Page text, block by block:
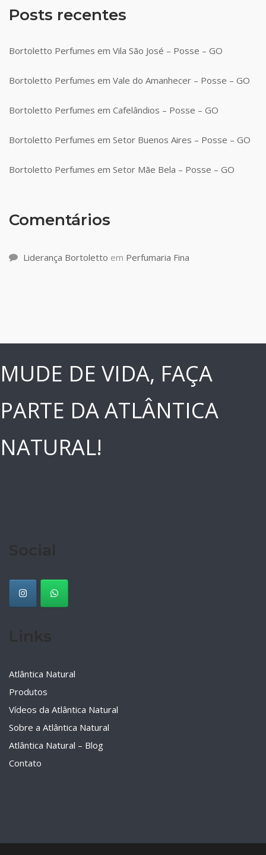
Posts recentes
Bortoletto Perfumes em Vila São José – Posse – GO
Bortoletto Perfumes em Vale do Amanhecer – Posse – GO
Bortoletto Perfumes em Cafelândios – Posse – GO
Bortoletto Perfumes em Setor Buenos Aires – Posse – GO
Bortoletto Perfumes em Setor Mãe Bela – Posse – GO
Comentários
Liderança Bortoletto em Perfumaria Fina
MUDE DE VIDA, FAÇA
PARTE DA ATLÂNTICA
NATURAL!
Atlântica Natural
Produtos
Vídeos da Atlântica Natural
Sobre a Atlântica Natural
Atlântica Natural – Blog
Contato